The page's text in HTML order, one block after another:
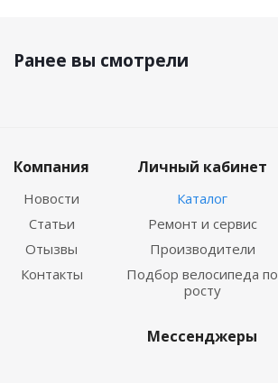
Ранее вы смотрели
Компания
Новости
Статьи
Отызвы
Контакты
Личный кабинет
Каталог
Ремонт и сервис
Производители
Подбор велосипеда по
росту
Мессенджеры